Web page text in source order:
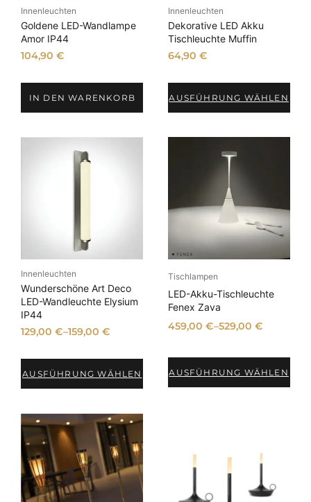
ä
t
s
o
t
i
e
Innenleuchten
Goldene LED-Wandlampe
Amor IP44
104,90€
IN DEN WARENKORB
Innenleuchten
Dekorative LED Akku
Tischleuchte Muffin
64,90 €
AUSFÜHRUNG WÄHLEN
Innenleuchten
Wunderschöne Art Deco
LED-Wandleuchte Elysium
IP44
129,00€–159,00€
AUSFÜHRUNG WÄHLEN
Tischlampen
LED-Akku-Tischleuchte
Fenex Zava
459,00 €–529,00 €
AUSFÜHRUNG WÄHLEN